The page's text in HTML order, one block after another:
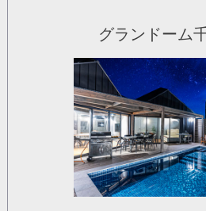
グランドーム